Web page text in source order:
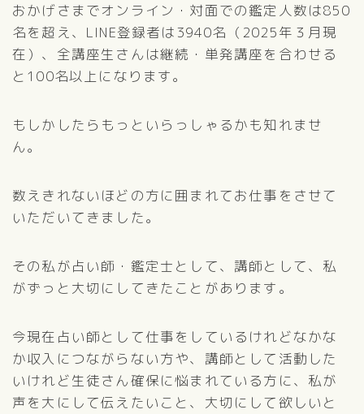
おかげさまでオンライン・対面での鑑定人数は850
名を超え、LINE登録者は3940名（2025年３月現
在）、全講座生さんは継続・単発講座を合わせる
と100名以上になります。
もしかしたらもっといらっしゃるかも知れませ
ん。
数えきれないほどの方に囲まれてお仕事をさせて
いただいてきました。
その私が占い師・鑑定士として、講師として、私
がずっと大切にしてきたことがあります。
今現在占い師として仕事をしているけれどなかな
か収入につながらない方や、講師として活動した
いけれど生徒さん確保に悩まれている方に、私が
声を大にして伝えたいこと、大切にして欲しいと